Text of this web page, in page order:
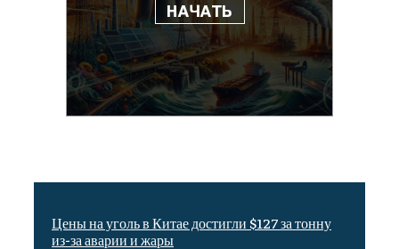
Цены на уголь в Китае достигли $127 за тонну
из-за аварии и жары